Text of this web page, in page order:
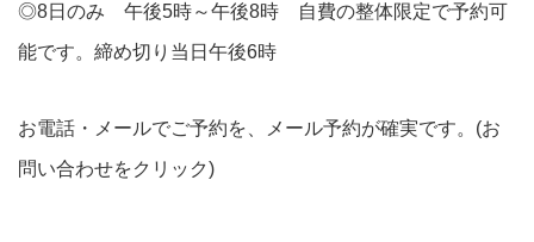
◎8日のみ 午後5時～午後8時 自費の整体限定で予約可
能です。締め切り当日午後6時
お電話・メールでご予約を、メール予約が確実です。(お
問い合わせをクリック)